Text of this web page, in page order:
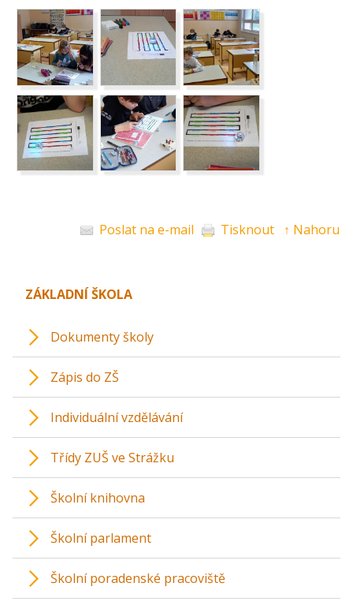
Poslat na e-mail Tisknout ↑ Nahoru
ZÁKLADNÍ ŠKOLA
Dokumenty školy
Zápis do ZŠ
Individuální vzdělávání
Třídy ZUŠ ve Strážku
Školní knihovna
Školní parlament
Školní poradenské pracoviště